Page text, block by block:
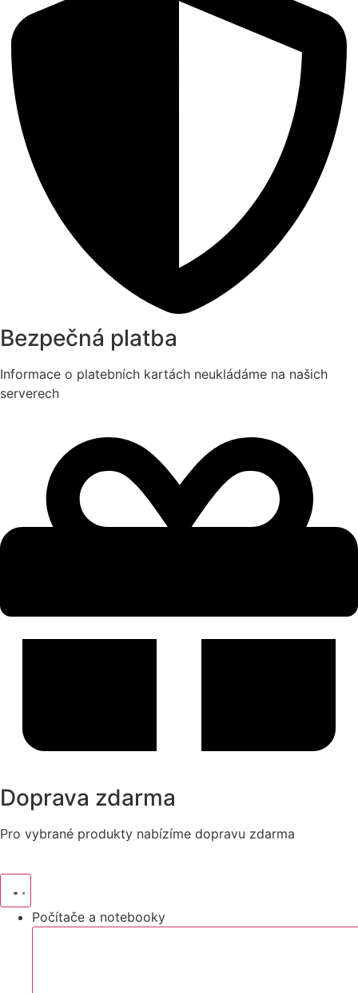
Bezpečná platba
Informace o platebních kartách neukládáme na našich
serverech
Doprava zdarma
Pro vybrané produkty nabízíme dopravu zdarma
Počítače a notebooky